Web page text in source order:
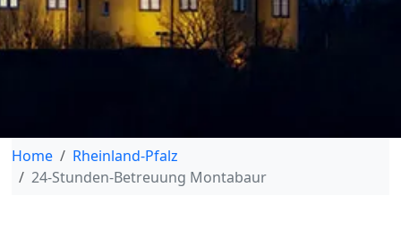
Home
Rheinland-Pfalz
24-Stunden-Betreuung Montabaur